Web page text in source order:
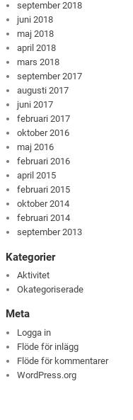
september 2018
juni 2018
maj 2018
april 2018
mars 2018
september 2017
augusti 2017
juni 2017
februari 2017
oktober 2016
maj 2016
februari 2016
april 2015
februari 2015
oktober 2014
februari 2014
september 2013
Kategorier
Aktivitet
Okategoriserade
Meta
Logga in
Flöde för inlägg
Flöde för kommentarer
WordPress.org